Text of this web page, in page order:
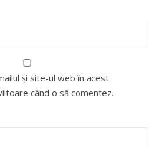
și site-ul web în acest
când o să comentez.